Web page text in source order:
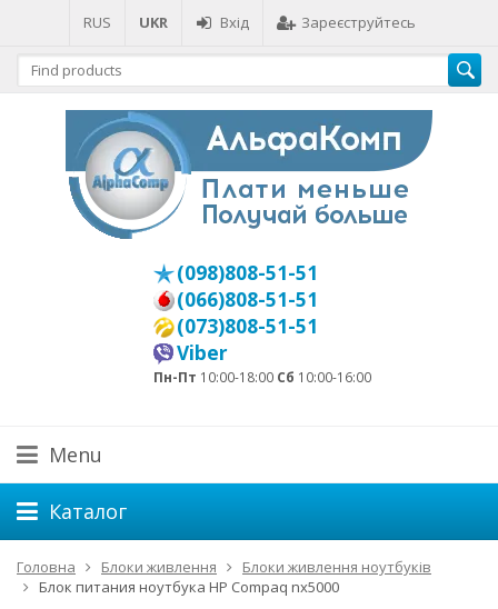
RUS UKR Вхід Зареєструйтесь
(098)808-51-51
(066)808-51-51
(073)808-51-51
Viber
Пн-Пт 10:00-18:00 Сб 10:00-16:00
Menu
Каталог
Головна Блоки живлення
Блоки живлення ноутбуків
Блок питания ноутбука HP Compaq nx5000